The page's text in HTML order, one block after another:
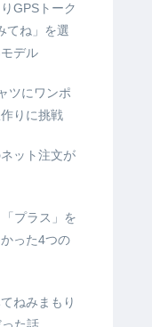
GPSトーク
てね」を選
デル
ツにワンポ
りに挑戦
ット注文が
プラス」を
った4つの
ねみまもり